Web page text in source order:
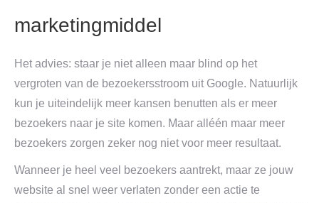
marketingmiddel
Het advies: staar je niet alleen maar blind op het
vergroten van de bezoekersstroom uit Google. Natuurlijk
kun je uiteindelijk meer kansen benutten als er meer
bezoekers naar je site komen. Maar alléén maar meer
bezoekers zorgen zeker nog niet voor meer resultaat.
Wanneer je heel veel bezoekers aantrekt, maar ze jouw
website al snel weer verlaten zonder een actie te